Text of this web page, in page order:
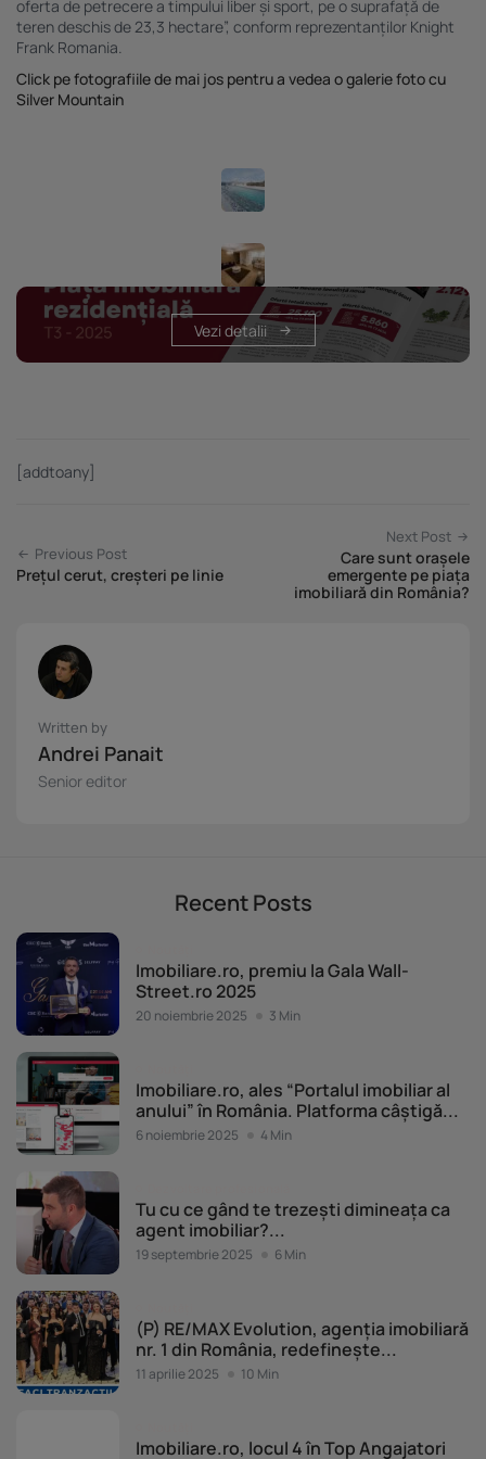
oferta de petrecere a timpului liber și sport, pe o suprafață de
teren deschis de 23,3 hectare”, conform reprezentanților Knight
Frank Romania.
Click pe fotografiile de mai jos pentru a vedea o galerie foto cu
Silver Mountain
Vezi detalii
[addtoany]
Previous Post
Prețul cerut, creșteri pe linie
Next Post
Care sunt orașele
emergente pe piața
imobiliară din România?
Written by
Andrei Panait
Senior editor
Recent Posts
Imobiliare.ro, premiu la Gala Wall-
Street.ro 2025
20 noiembrie 2025 3 Min
Imobiliare.ro, ales “Portalul imobiliar al
anului” în România. Platforma câștigă...
6 noiembrie 2025 4 Min
Tu cu ce gând te trezești dimineața ca
agent imobiliar?...
19 septembrie 2025 6 Min
(P) RE/MAX Evolution, agenția imobiliară
nr. 1 din România, redefinește...
11 aprilie 2025 10 Min
Imobiliare.ro, locul 4 în Top Angajatori